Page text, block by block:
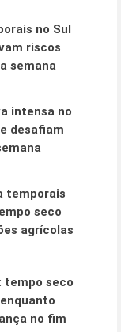
no Sul
riscos
semana
intensa no
desafiam
temporais
seco
agrícolas
tempo seco
no fim